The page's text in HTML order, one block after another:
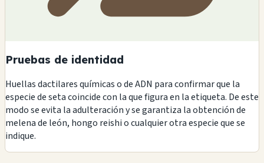
Pruebas de identidad
Huellas dactilares químicas o de ADN para confirmar que la
especie de seta coincide con la que figura en la etiqueta. De este
modo se evita la adulteración y se garantiza la obtención de
melena de león, hongo reishi o cualquier otra especie que se
indique.